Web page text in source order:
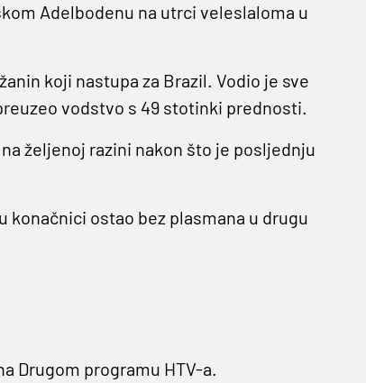
Adelbodenu na utrci veleslaloma u
koji nastupa za Brazil. Vodio je sve
vodstvo s 49 stotinki prednosti.
željenoj razini nakon što je posljednju
konačnici ostao bez plasmana u drugu
Drugom programu HTV-a.